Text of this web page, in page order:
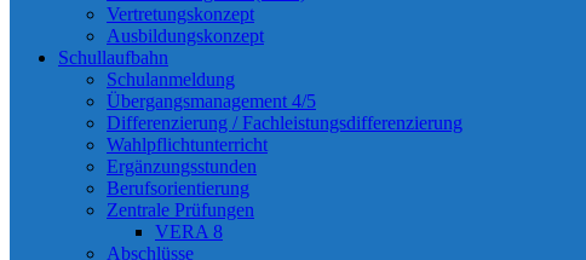
Vertretungskonzept
Ausbildungskonzept
Schullaufbahn
Schulanmeldung
Übergangsmanagement 4/5
Differenzierung / Fachleistungsdifferenzierung
Wahlpflichtunterricht
Ergänzungsstunden
Berufsorientierung
Zentrale Prüfungen
VERA 8
Abschlüsse